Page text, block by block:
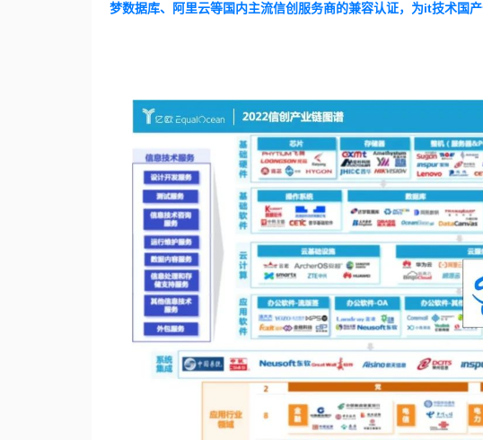
梦数据库、阿里云等国内主流信创服务商的兼容认证，为it技术国产